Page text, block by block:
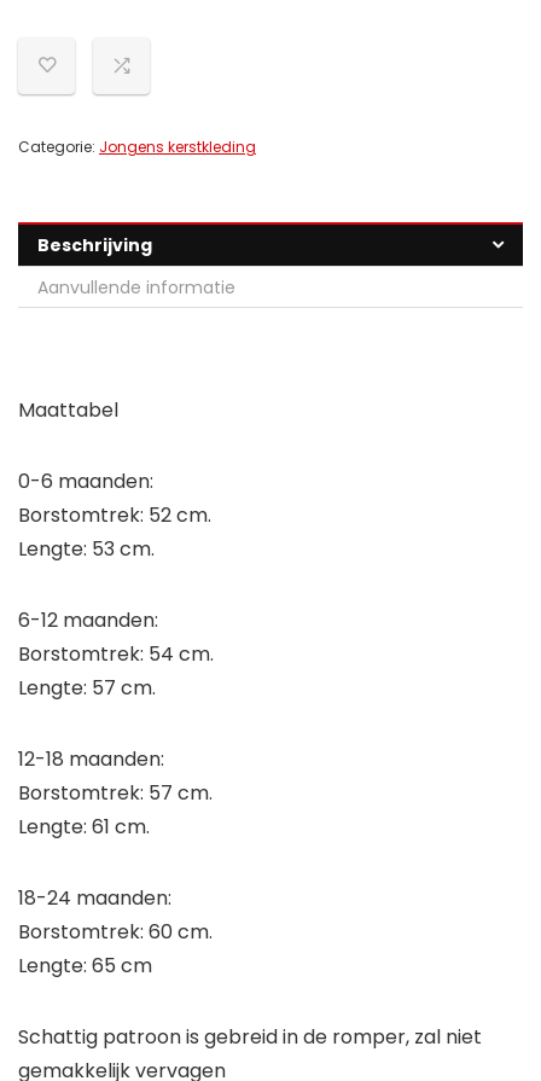
Categorie: Jongens kerstkleding
Beschrijving
Aanvullende informatie
Maattabel
0-6 maanden:
Borstomtrek: 52 cm.
Lengte: 53 cm.
6-12 maanden:
Borstomtrek: 54 cm.
Lengte: 57 cm.
12-18 maanden:
Borstomtrek: 57 cm.
Lengte: 61 cm.
18-24 maanden:
Borstomtrek: 60 cm.
Lengte: 65 cm
Schattig patroon is gebreid in de romper, zal niet
gemakkelijk vervagen